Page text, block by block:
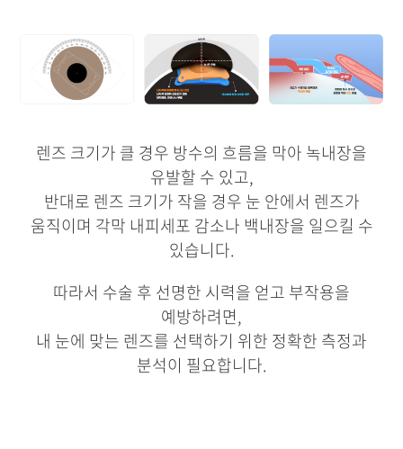
렌즈 크기가 클 경우 방수의 흐름을 막아 녹내장을
유발할 수 있고,
반대로 렌즈 크기가 작을 경우 눈 안에서 렌즈가
움직이며 각막 내피세포 감소나 백내장을 일으킬 수
있습니다.
따라서 수술 후 선명한 시력을 얻고 부작용을
예방하려면,
내 눈에 맞는 렌즈를 선택하기 위한 정확한 측정과
분석이 필요합니다.